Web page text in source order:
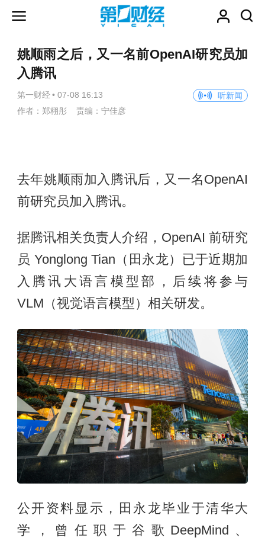
姚顺雨之后，又一名前OpenAI研究员加
入腾讯
第一财经 • 07-08 16:13
听新闻
作者：郑栩彤 责编：宁佳彦
去年姚顺雨加入腾讯后，又一名OpenAI
前研究员加入腾讯。
据腾讯相关负责人介绍，OpenAI 前研究
员 Yonglong Tian（田永龙）已于近期加
入腾讯大语言模型部，后续将参与
VLM（视觉语言模型）相关研发。
公开资料显示，田永龙毕业于清华大
学，曾任职于谷歌DeepMind、